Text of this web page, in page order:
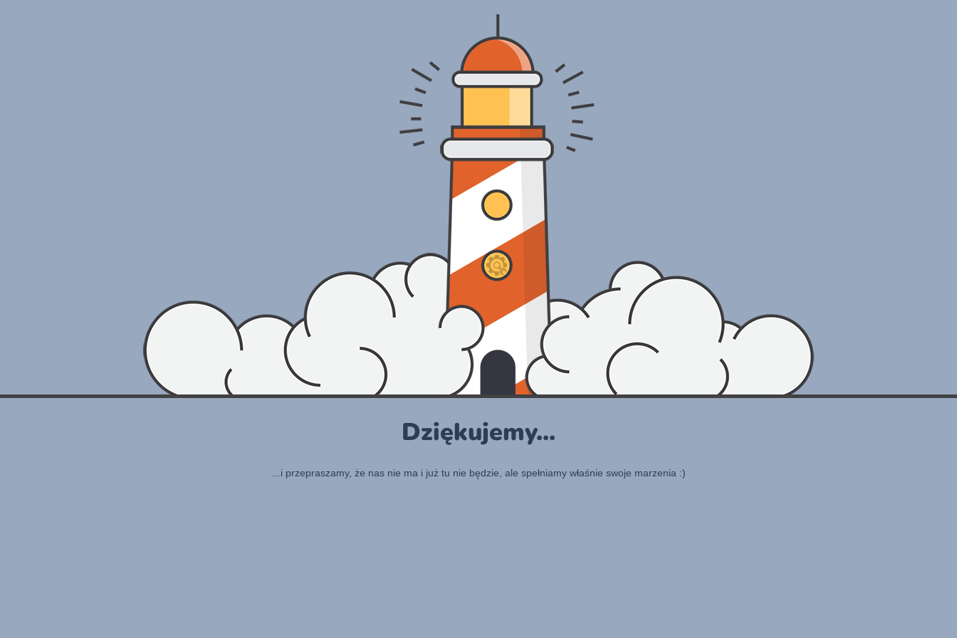
Dziękujemy...
...i przepraszamy, że nas nie ma i już tu nie będzie, ale spełniamy właśnie swoje marzenia :)